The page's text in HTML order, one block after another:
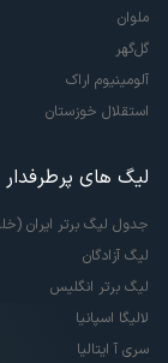
ملوان
گل‌گهر
آلومینیوم اراک
استقلال خوزستان
لیگ های پرطرفدار
جدول لیگ برتر ایران
لیگ آزادگان
لیگ برتر انگلیس
لالیگا اسپانیا
سری آ ایتالیا